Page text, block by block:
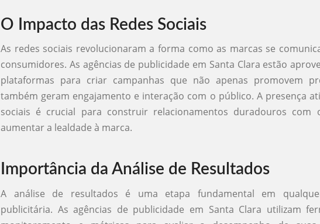
O Impacto das Redes Sociais
As redes sociais revolucionaram a forma como as marcas se
consumidores. As agências de publicidade em Santa Clara estão
plataformas para criar campanhas que não apenas promovem
também geram engajamento e interação com o público. A presença
sociais é crucial para construir relacionamentos duradouros com
aumentar a lealdade à marca.
Importância da Análise de Resultados
A análise de resultados é uma etapa fundamental em
publicitária. As agências de publicidade em Santa Clara utilizam